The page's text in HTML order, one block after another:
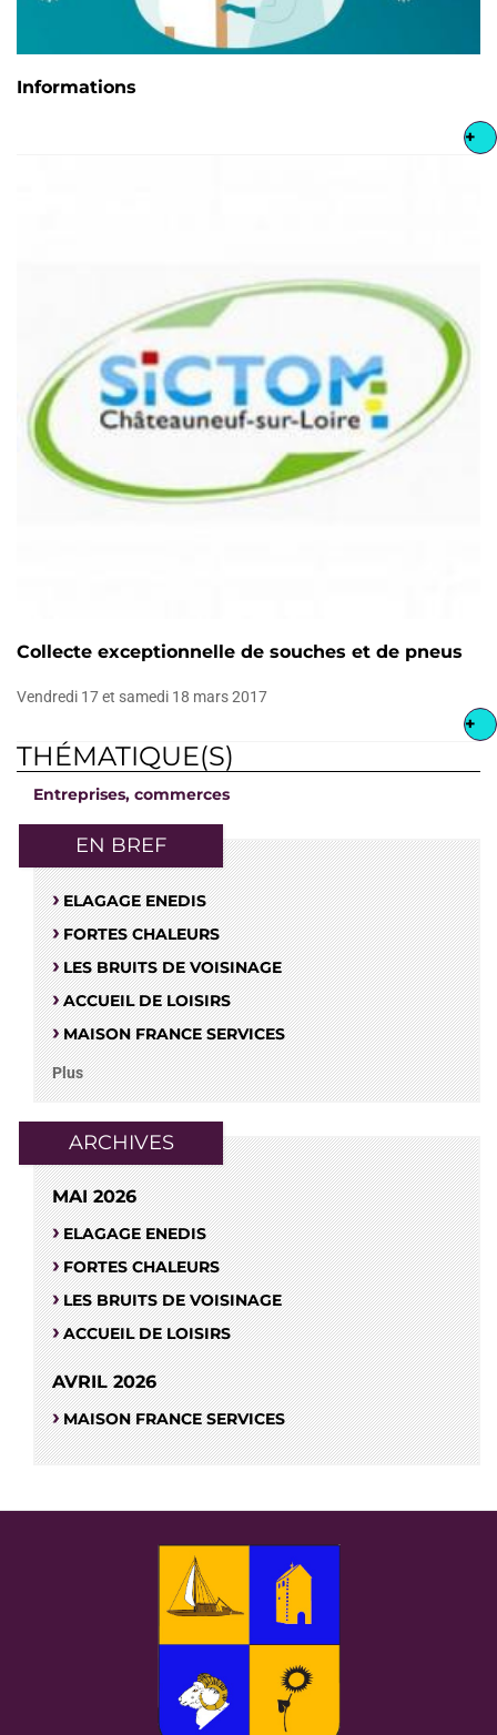
Informations
+
Collecte exceptionnelle de souches et de pneus
Vendredi 17 et samedi 18 mars 2017
+
THÉMATIQUE(S)
Entreprises, commerces
EN BREF
ELAGAGE ENEDIS
FORTES CHALEURS
LES BRUITS DE VOISINAGE
ACCUEIL DE LOISIRS
MAISON FRANCE SERVICES
Plus
ARCHIVES
MAI 2026
ELAGAGE ENEDIS
FORTES CHALEURS
LES BRUITS DE VOISINAGE
ACCUEIL DE LOISIRS
AVRIL 2026
MAISON FRANCE SERVICES